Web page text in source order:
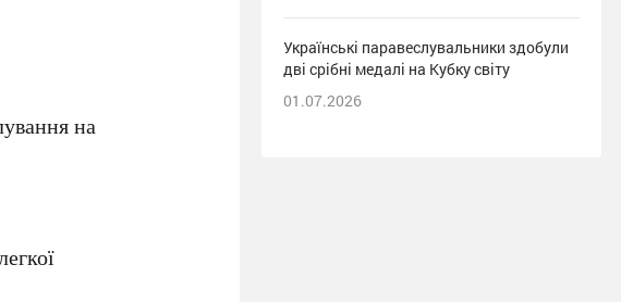
на
Українські паравеслувальники здобули
дві срібні медалі на Кубку світу
01.07.2026